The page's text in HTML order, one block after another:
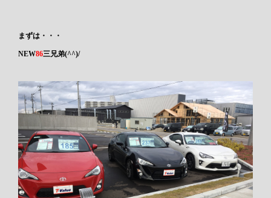
まずは・・・
NEW86三兄弟(^^)/